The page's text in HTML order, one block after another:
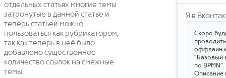
отдельных статьях многие темы
затронутые в данной статье и
теперь статьей можно
пользоваться как рубрикатором,
так как теперь в неё было
добавлено существенное
количество ссылок на смежные
темы.
Я в
Скоро
оффлайн
"Базовый
по BPMN".
Описание